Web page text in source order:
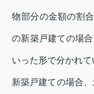
物部分の金額の割
の新築戸建ての場
いった形で分かれて
新築戸建ての場合